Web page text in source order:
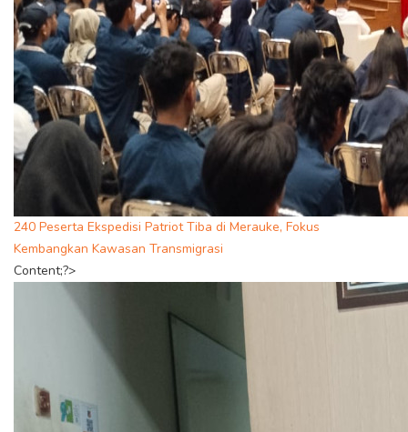
240 Peserta Ekspedisi Patriot Tiba di Merauke, Fokus
Kembangkan Kawasan Transmigrasi
Content;?>